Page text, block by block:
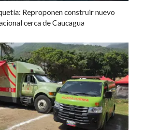
Reproponen construir nuevo
cerca de Caucagua